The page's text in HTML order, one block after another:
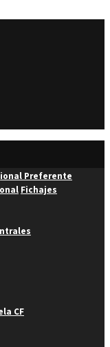
Preferente
Fichajes
CF